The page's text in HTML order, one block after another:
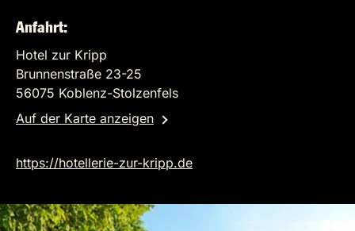
Anfahrt:
Hotel zur Kripp
Brunnenstraße 23-25
56075 Koblenz-Stolzenfels
Auf der Karte anzeigen
https://hotellerie-zur-kripp.de